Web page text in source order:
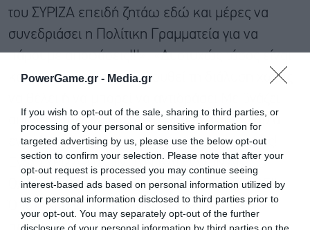
PowerGame.gr - Media.gr
If you wish to opt-out of the sale, sharing to third parties, or
processing of your personal or sensitive information for
targeted advertising by us, please use the below opt-out
section to confirm your selection. Please note that after your
opt-out request is processed you may continue seeing
interest-based ads based on personal information utilized by
us or personal information disclosed to third parties prior to
your opt-out. You may separately opt-out of the further
disclosure of your personal information by third parties on the
του ΣΥΡΙΖΑ επειδή ζητάω εδώ και μέρες να
συνεδριάσει η Πολίτικη Γραμματεία για να
πάρουμε αποφάσεις!!!». «Δυστυχώς τόσος είναι
και προφανώς παρακολουθεί τη διάλυση χωρίς
από την Κοινοβουλευτική Ομάδα ΧΩΡΙΣ καμία
ενημέρωση πριν, όπως και ο προηγούμενος!
Εγώ ΣΥΡΙΖΑ-ΠΣ ΉΜΟΥΝ ΚΑΙ ΘΑ ΕΙΜΑΙ…..
ΟΛΟΥΣ Ο ΛΑΟΣ ΘΑ ΜΑΣ ΚΡΊΝΕΙ ΣΤΟ ΤΕΛΟΣ!!
Όπως έκρινε και στο παρελθόν και τους
προηγούμενους προέδρους και εμένα» και